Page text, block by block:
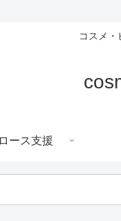
コスメ・
ース支援